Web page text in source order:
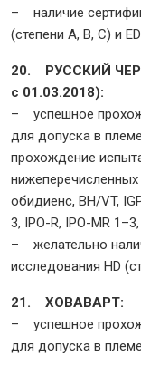
– наличие
(степени A, B, C) и
20. РУССКИЙ
с 01.03.2018):
– успешное
для допуска в
прохождение
обидиенс, BH/VT,
3, IPO-R, IPO-MR
– желательно
исследования HD
21. ХОВАВАРТ:
– успешное
для допуска в